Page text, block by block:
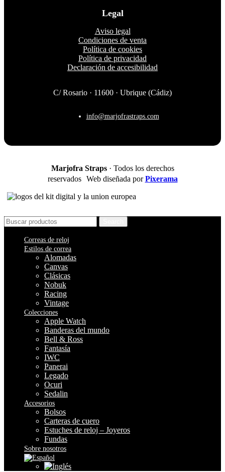
Legal
Aviso legal
Condiciones de venta
Política de cookies
Política de privacidad
Declaración de accesibilidad
C/ Rosario · 11600 · Ubrique (Cádiz)
info@marjofrastraps.com
Marjofra Straps· Todos los derechos
reservados Web diseñada porPixerama
Correas de reloj
Estilos de correa
Alomadas
Canvas
Clásicas
Nobuk
Racing
Vintage
Colecciones
Apple Watch
Banderas del mundo
Bell & Ross
Fantasía
IWC
Panerai
Legado
Ocuri
Sedalin
Accesorios
Bolsos
Carteras de cuero
Estuches de reloj – Joyeros
Fundas
Sobre nosotros